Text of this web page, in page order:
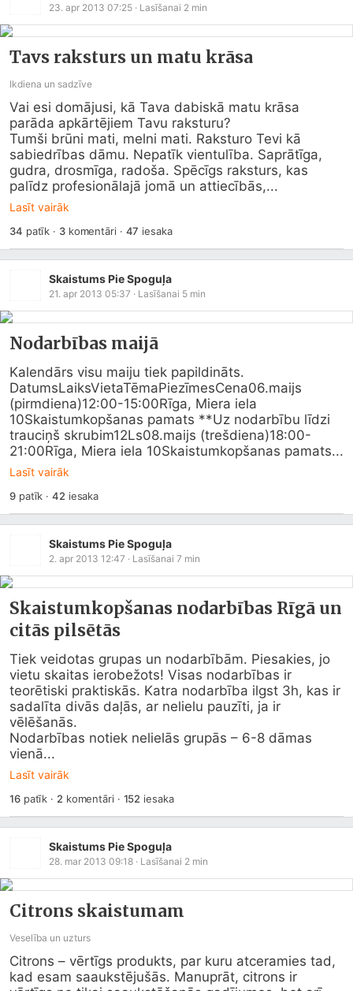
23. apr 2013 07:25 · Lasīšanai 2 min
Tavs raksturs un matu krāsa
Ikdiena un sadzīve
Vai esi domājusi, kā Tava dabiskā matu krāsa
parāda apkārtējiem Tavu raksturu?
Tumši brūni mati, melni mati. Raksturo Tevi kā
sabiedrības dāmu. Nepatīk vientulība. Saprātīga,
gudra, drosmīga, radoša. Spēcīgs raksturs, kas
palīdz profesionālajā jomā un attiecībās,...
Lasīt vairāk
34 patīk · 3komentāri · 47 iesaka
Skaistums Pie Spoguļa
21. apr 2013 05:37 · Lasīšanai 5 min
Nodarbības maijā
Kalendārs visu maiju tiek papildināts.
DatumsLaiksVietaTēmaPiezīmesCena06.maijs
(pirmdiena)12:00-15:00Rīga, Miera iela
10Skaistumkopšanas pamats **Uz nodarbību līdzi
trauciņš skrubim12Ls08.maijs (trešdiena)18:00-
21:00Rīga, Miera iela 10Skaistumkopšanas pamats...
Lasīt vairāk
9patīk ·42 iesaka
Skaistums Pie Spoguļa
2. apr 2013 12:47 · Lasīšanai 7 min
Skaistumkopšanas nodarbības Rīgā un
citās pilsētās
Tiek veidotas grupas un nodarbībām. Piesakies, jo
vietu skaitas ierobežots! Visas nodarbības ir
teorētiski praktiskās. Katra nodarbība ilgst 3h, kas ir
sadalīta divās daļās, ar nelielu pauzīti, ja ir
vēlēšanās.
Nodarbības notiek nelielās grupās – 6-8 dāmas
vienā...
Lasīt vairāk
16patīk · 2 komentāri · 152 iesaka
Skaistums Pie Spoguļa
28. mar 2013 09:18 · Lasīšanai 2 min
Citrons skaistumam
Veselība un uzturs
Citrons – vērtīgs produkts, par kuru atceramies tad,
kad esam saaukstējušās. Manuprāt, citrons ir